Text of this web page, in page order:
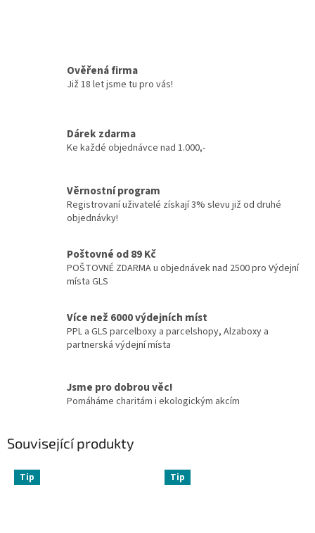
Ověřená firma
Již 18 let jsme tu pro vás!
Dárek zdarma
Ke každé objednávce nad 1.000,-
Věrnostní program
Registrovaní uživatelé získají 3% slevu již od druhé
objednávky!
Poštovné od 89 Kč
POŠTOVNÉ ZDARMA u objednávek nad 2500 pro Výdejní
místa GLS
Více než 6000 výdejních míst
PPL a GLS parcelboxy a parcelshopy, Alzaboxy a
partnerská výdejní místa
Jsme pro dobrou věc!
Pomáháme charitám i ekologickým akcím
Související produkty
Tip Tip